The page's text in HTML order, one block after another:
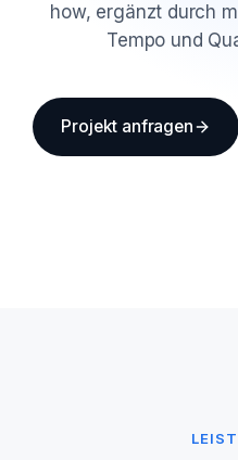
how, ergänzt durch
Tempo und
Projekt anfragen